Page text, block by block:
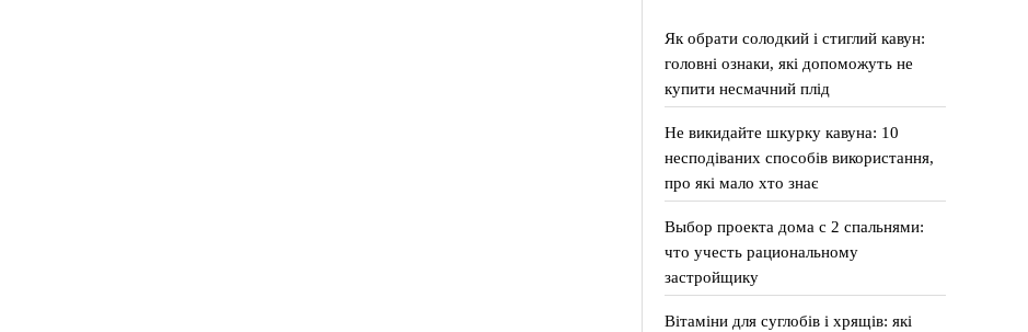
Як обрати солодкий і стиглий кавун:
головні ознаки, які допоможуть не
купити несмачний плід
Не викидайте шкурку кавуна: 10
несподіваних способів використання,
про які мало хто знає
Выбор проекта дома с 2 спальнями:
что учесть рациональному
застройщику
Вітаміни для суглобів і хрящів: які